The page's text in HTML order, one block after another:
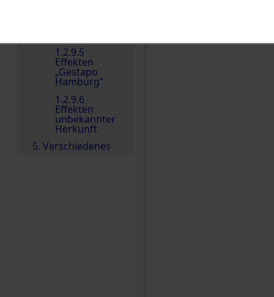
1.2.9.5
Effekten
„Gestapo
Hamburg“
1.2.9.6
Effekten
unbekannter
Herkunft
5. Verschiedenes